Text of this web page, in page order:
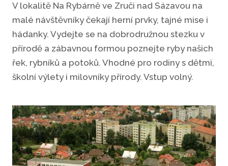
V lokalitě Na Rybárně ve Zruči nad Sázavou na
malé návštěvníky čekají herní prvky, tajné mise i
hádanky. Vydejte se na dobrodružnou stezku v
přírodě a zábavnou formou poznejte ryby našich
řek, rybníků a potoků. Vhodné pro rodiny s dětmi,
školní výlety i milovníky přírody. Vstup volný.